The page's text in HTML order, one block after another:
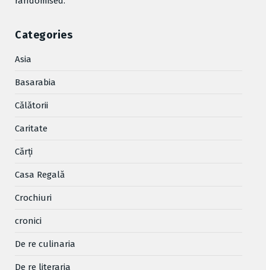
Categories
Asia
Basarabia
Cǎlǎtorii
Caritate
Cărţi
Casa Regală
Crochiuri
cronici
De re culinaria
De re literaria